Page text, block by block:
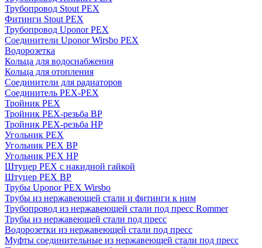
Трубопровод Stout PEX
Фитинги Stout PEX
Трубопровод Uponor PEX
Соединители Uponor Wirsbo PEX
Водорозетка
Кольца для водоснабжения
Кольца для отопления
Соединители для радиаторов
Соединитель PEX-PEX
Тройник PEX
Тройник PEX-резьба ВР
Тройник PEX-резьба НР
Угольник PEX
Угольник PEX ВР
Угольник PEX НР
Штуцер PEX c накидной гайкой
Штуцер PEX ВР
Трубы Uponor PEX Wirsbo
Трубы из нержавеющей стали и фитинги к ним
Трубопровод из нержавеющей стали под пресс Rommer
Трубы из нержавеющей стали под пресс
Водорозетки из нержавеющей стали под пресс
Муфты соединительные из нержавеющей стали под пресс